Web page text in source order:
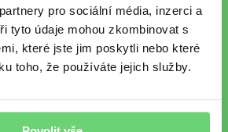
pro sociální média, inzerci a
tyto údaje mohou zkombinovat s
které jste jim poskytli nebo které
toho, že používáte jejich služby.
pátek vzpruhu z
světa e-mailem.
vaše osobní údaje.